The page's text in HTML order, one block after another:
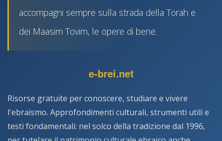
accompagni sempre sulla strada della Torah e
dei Maasim Tovim, le opere di bene.
e-brei.net
Risorse gratuite per conoscere, studiare e vivere
l'ebraismo. Approfondimenti culturali, strumenti utili e
testi fondamentali: nel solco della tradizione dal 1996,